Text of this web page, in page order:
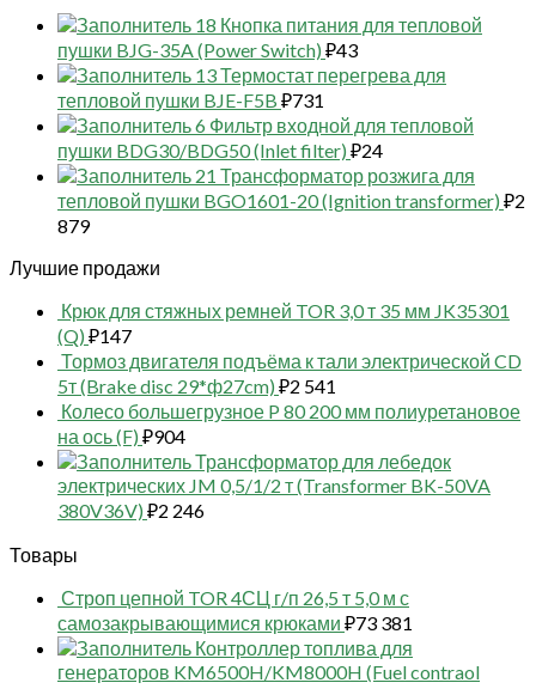
18 Кнопка питания для тепловой
пушки BJG-35A (Power Switch) ₽43
13 Термостат перегрева для
тепловой пушки BJE-F5B ₽731
6 Фильтр входной для тепловой
пушки BDG30/BDG50 (Inlet filter) ₽24
21 Трансформатор розжига для
тепловой пушки BGO1601-20 (Ignition transformer) ₽2
879
Лучшие продажи
Крюк для стяжных ремней TOR 3,0 т 35 мм JK35301
(Q) ₽147
Тормоз двигателя подъёма к тали электрической CD
5т (Brake disc 29*ф27cm) ₽2 541
Колесо большегрузное P 80 200 мм полиуретановое
на ось (F) ₽904
Трансформатор для лебедок
электрических JM 0,5/1/2 т (Transformer BK-50VA
380V36V) ₽2 246
Товары
Строп цепной TOR 4СЦ г/п 26,5 т 5,0 м с
самозакрывающимися крюками ₽73 381
Контроллер топлива для
генераторов KM6500H/KM8000H (Fuel contraol